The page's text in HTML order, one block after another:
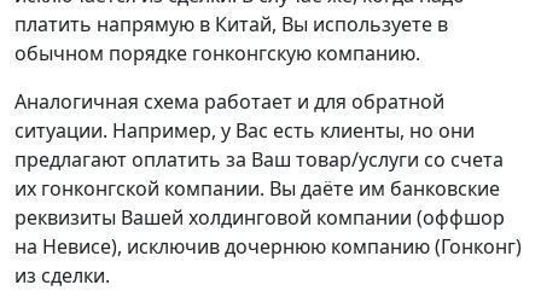
платить напрямую в Китай, Вы используете в
обычном порядке гонконгскую компанию.
Аналогичная схема работает и для обратной
ситуации. Например, у Вас есть клиенты, но они
предлагают оплатить за Ваш товар/услуги со счета
их гонконгской компании. Вы даёте им банковские
реквизиты Вашей холдинговой компании (оффшор
на Невисе), исключив дочернюю компанию (Гонконг)
из сделки.